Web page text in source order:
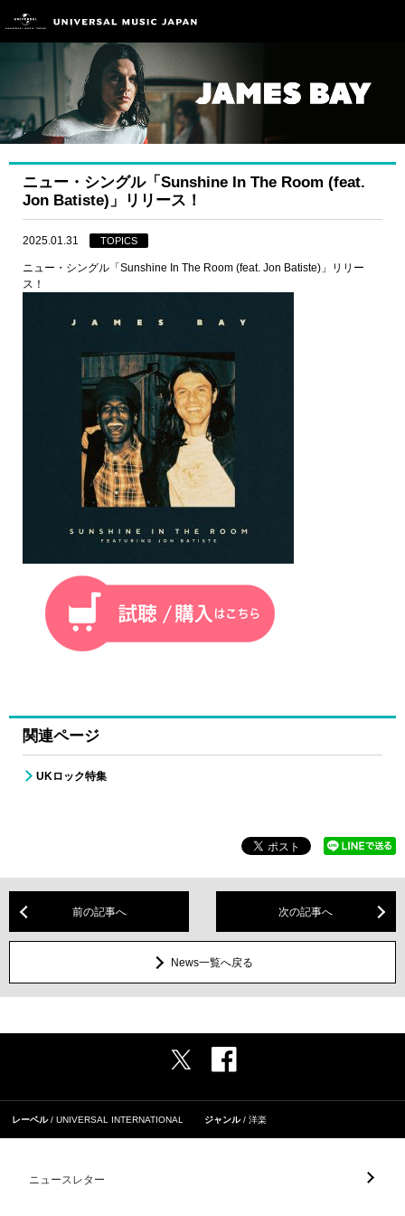
ニュー・シングル「Sunshine In The Room (feat.
Jon Batiste)」リリース！
2025.01.31 TOPICS
ニュー・シングル「Sunshine In The Room (feat. Jon Batiste)」リリー
ス！
関連ページ
UKロック特集
前の記事へ 次の記事へ
News一覧へ戻る
レーベル UNIVERSAL INTERNATIONAL ジャンル 洋楽
ニュースレター